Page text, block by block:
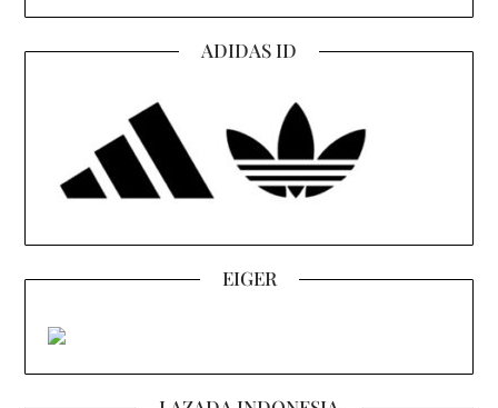
ADIDAS ID
EIGER